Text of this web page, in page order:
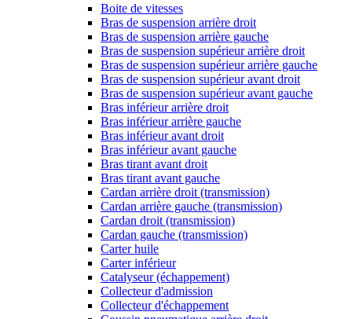
Boite de vitesses
Bras de suspension arrière droit
Bras de suspension arrière gauche
Bras de suspension supérieur arrière droit
Bras de suspension supérieur arrière gauche
Bras de suspension supérieur avant droit
Bras de suspension supérieur avant gauche
Bras inférieur arrière droit
Bras inférieur arrière gauche
Bras inférieur avant droit
Bras inférieur avant gauche
Bras tirant avant droit
Bras tirant avant gauche
Cardan arrière droit (transmission)
Cardan arrière gauche (transmission)
Cardan droit (transmission)
Cardan gauche (transmission)
Carter huile
Carter inférieur
Catalyseur (échappement)
Collecteur d'admission
Collecteur d'échappement